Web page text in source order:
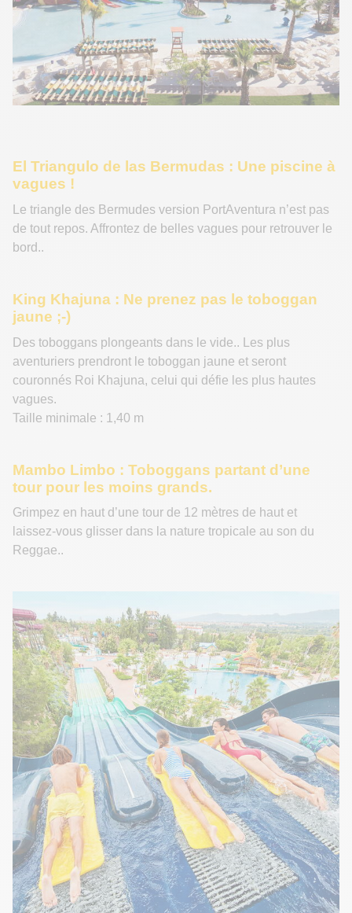
El Triangulo de las Bermudas : Une piscine à
vagues !
Le triangle des Bermudes version PortAventura n’est pas
de tout repos. Affrontez de belles vagues pour retrouver le
bord..
King Khajuna : Ne prenez pas le toboggan
jaune ;-)
Des toboggans plongeants dans le vide.. Les plus
aventuriers prendront le toboggan jaune et seront
couronnés Roi Khajuna, celui qui défie les plus hautes
vagues.
Taille minimale : 1,40 m
Mambo Limbo : Toboggans partant d’une
tour pour les moins grands.
Grimpez en haut d’une tour de 12 mètres de haut et
laissez-vous glisser dans la nature tropicale au son du
Reggae..